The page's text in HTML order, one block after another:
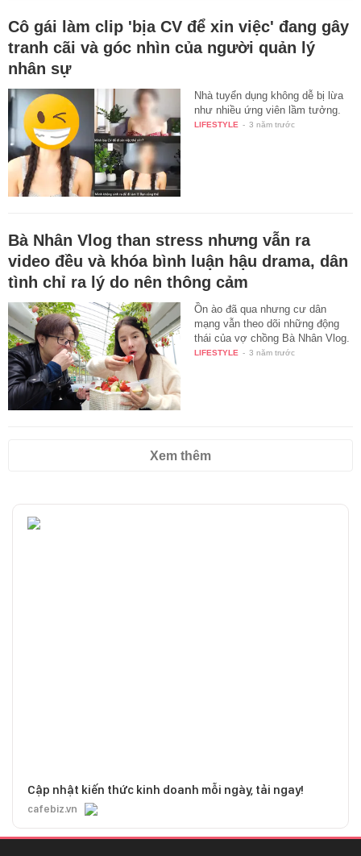
Cô gái làm clip 'bịa CV để xin việc' đang gây
tranh cãi và góc nhìn của người quản lý
nhân sự
Nhà tuyển dụng không dễ bị lừa
như nhiều ứng viên lầm tưởng.
LIFESTYLE - 3 năm trước
Bà Nhân Vlog than stress nhưng vẫn ra
video đều và khóa bình luận hậu drama, dân
tình chỉ ra lý do nên thông cảm
Ồn ào đã qua nhưng cư dân
mạng vẫn theo dõi những động
thái của vợ chồng Bà Nhân Vlog.
LIFESTYLE - 3 năm trước
Xem thêm
Cập nhật kiến thức kinh doanh mỗi ngày, tải ngay!
cafebiz.vn